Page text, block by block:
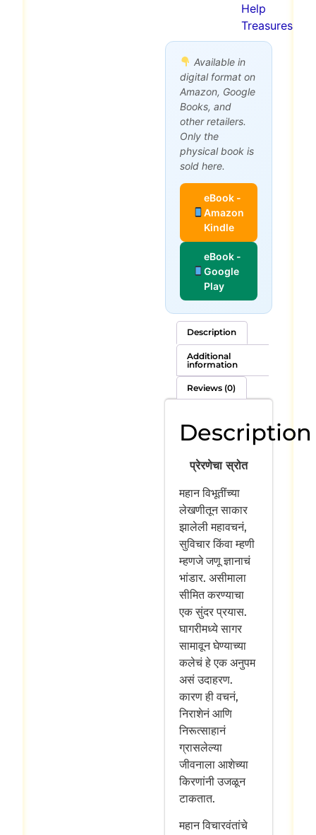
Help
Treasures
Available in
digital format on
Amazon, Google
Books, and
other retailers.
Only the
physical book is
sold here.
eBook -
Amazon
Kindle
eBook -
Google
Play
Description
Additional
information
Reviews (0)
Description
प्रेरणेचा स्रोत
महान विभूतींच्या
लेखणीतून साकार
झालेली महावचनं,
सुविचार किंवा म्हणी
म्हणजे जणू ज्ञानाचं
भांडार. असीमाला
सीमित करण्याचा
एक सुंदर प्रयास.
घागरीमध्ये सागर
सामावून घेण्याच्या
कलेचं हे एक अनुपम
असं उदाहरण.
कारण ही वचनं,
निराशेनं आणि
निरूत्साहानं
ग्रासलेल्या
जीवनाला आशेच्या
किरणांनी उजळून
टाकतात.
महान विचारवंतांचे